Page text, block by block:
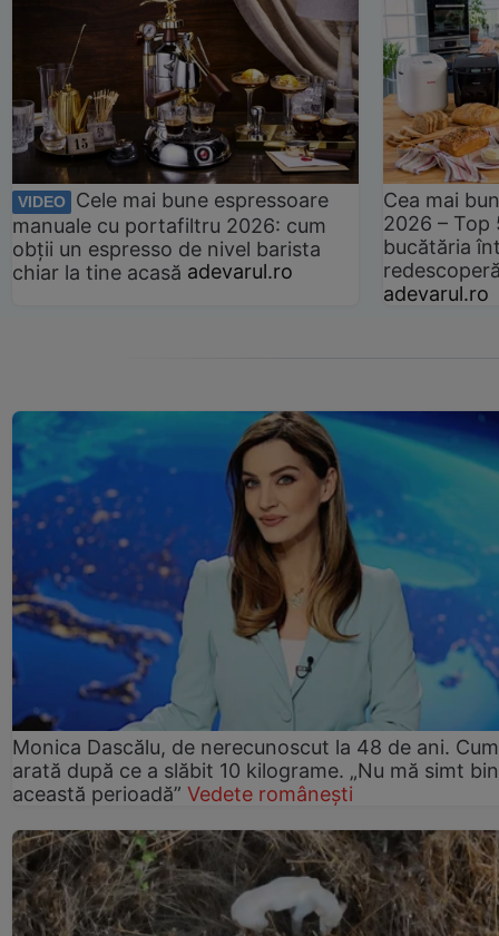
VIDEO
Cele mai bune espressoare
manuale cu portafiltru 2026: cum
obții un espresso de nivel barista
chiar la tine acasă adevarul.ro
Cea mai
2026 –
bucătăria
adevarul.ro
Monica Dascălu, de nerecunoscut la 48 de ani. Cum
arată după ce a slăbit 10 kilograme. „Nu mă simt
această perioadă” Vedete românești